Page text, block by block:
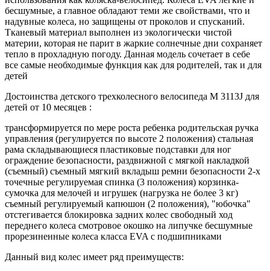
бесшумные, а главное обладают теми же свойствами, что и
надувные колеса, но защищены от проколов и спусканий.
Тканевый материал выполнен из экологически чистой
материи, которая не парит в жаркие солнечные дни сохраняет
тепло в прохладную погоду. Данная модель сочетает в себе
все самые необходимые функция как для родителей, так и для
детей
Достоинства детского трехколесного велосипеда M 3113J для
детей от 10 месяцев :
трансформируется по мере роста ребенка родительская ручка
управления (регулируется по высоте 2 положения) стальная
рама складывающиеся пластиковые подставки для ног
ограждение безопасности, раздвижной с мягкой накладкой
(съемный) съемный мягкий вкладыш ремни безопасности 2-х
точечные регулируемая спинка (3 положения) корзинка-
сумочка для мелочей и игрушек (нагрузка не более 3 кг)
съемный регулируемый капюшон (2 положения), "юбочка"
отстегивается блокировка задних колес свободный ход
переднего колеса смотровое окошко на липучке бесшумные
прорезиненные колеса класса EVA с подшипниками
Данный вид колес имеет ряд преимуществ: